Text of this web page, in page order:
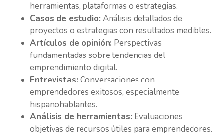
herramientas, plataformas o estrategias.
Casos de estudio: Análisis detallados de
proyectos o estrategias con resultados medibles.
Artículos de opinión: Perspectivas
fundamentadas sobre tendencias del
emprendimiento digital.
Entrevistas: Conversaciones con
emprendedores exitosos, especialmente
hispanohablantes.
Análisis de herramientas: Evaluaciones
objetivas de recursos útiles para emprendedores.